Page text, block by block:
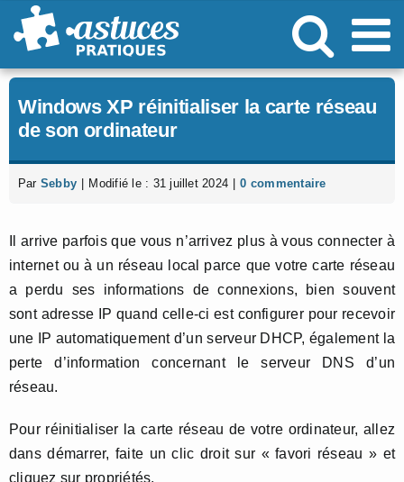
Passer
au
Windows XP réinitialiser la carte réseau
de son ordinateur
Par Sebby Modifié le : 31 juillet 2024 0 commentaire
Il arrive parfois que vous n’arrivez plus à vous connecter à
internet ou à un réseau local parce que votre carte réseau
a perdu ses informations de connexions, bien souvent
sont adresse IP quand celle-ci est configurer pour recevoir
une IP automatiquement d’un serveur DHCP, également la
perte d’information concernant le serveur DNS d’un
réseau.
Pour réinitialiser la carte réseau de votre ordinateur, allez
dans démarrer, faite un clic droit sur « favori réseau » et
cliquez sur propriétés.